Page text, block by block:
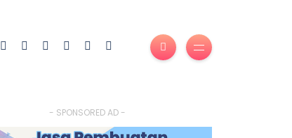
- SPONSORED AD -